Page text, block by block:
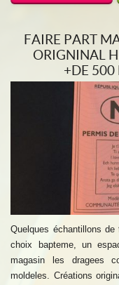
FAIRE PART
ORIGNINAL
+DE 500
Quelques échantillons
choix bapteme, un
magasin les dragees
moldeles. Créations